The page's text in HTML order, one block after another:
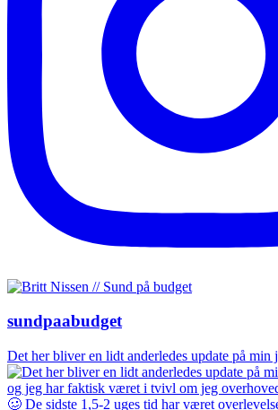
sundpaabudget
Det her bliver en lidt anderledes update på min j